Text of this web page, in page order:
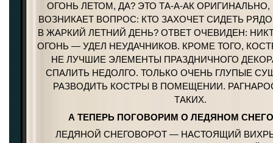
ОГОНЬ ЛЕТОМ, ДА? ЭТО ТА-А-АК
ВОЗНИКАЕТ ВОПРОС: КТО ЗАХОЧЕТ СИДЕТЬ
В ЖАРКИЙ ЛЕТНИЙ ДЕНЬ? ОТВЕТ ОЧЕВИДЕН:
ОГОНЬ — УДЕЛ НЕУДАЧНИКОВ. КРОМЕ ТОГО,
НЕ ЛУЧШИЕ ЭЛЕМЕНТЫ ПРАЗДНИЧНОГО
СПАЛИТЬ НЕДОЛГО. ТОЛЬКО ОЧЕНЬ ГЛУПЫЕ
РАЗВОДИТЬ КОСТРЫ В ПОМЕЩЕНИИ.
ТАКИХ.
А ТЕПЕРЬ ПОГОВОРИМ О ЛЕДЯНОМ
ЛЕДЯНОЙ СНЕГОВОРОТ — НАСТОЯЩИЙ